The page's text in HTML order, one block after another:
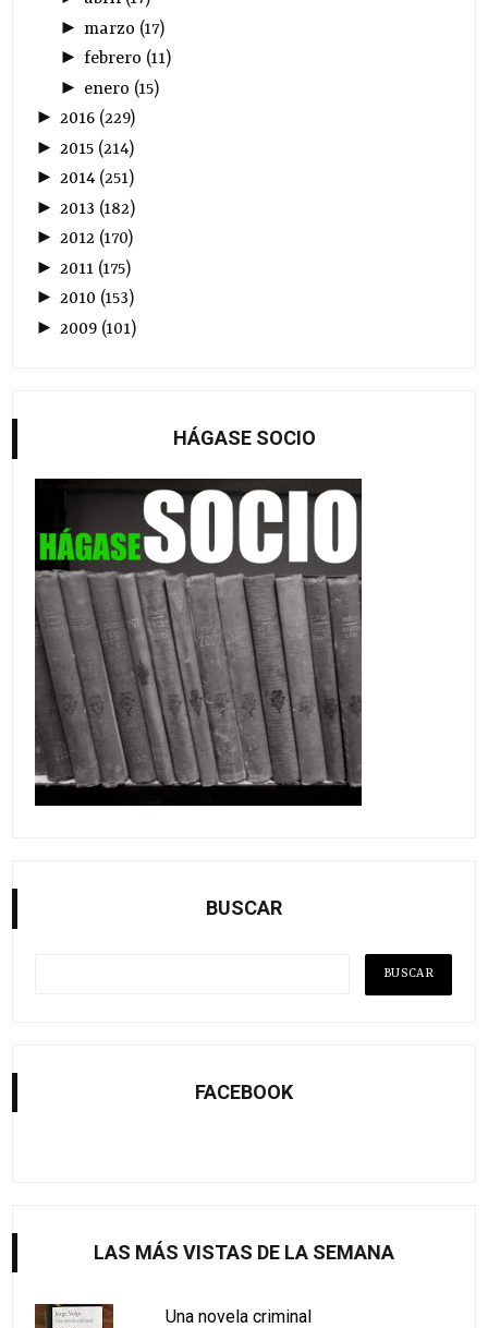
► marzo (17)
► febrero (11)
► enero (15)
►2016 (229)
► 2015 (214)
►2014 (251)
► 2013 (182)
►2012 (170)
► 2011 (175)
►2010 (153)
► 2009 (101)
HÁGASE SOCIO
BUSCAR
FACEBOOK
LAS MÁS VISTAS DE LA SEMANA
Una novela criminal